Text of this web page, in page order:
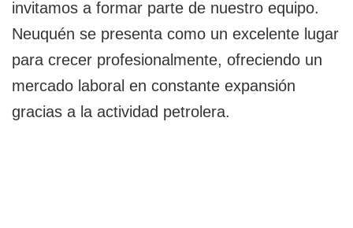
invitamos a formar parte de nuestro equipo.
Neuquén se presenta como un excelente lugar
para crecer profesionalmente, ofreciendo un
mercado laboral en constante expansión
gracias a la actividad petrolera.